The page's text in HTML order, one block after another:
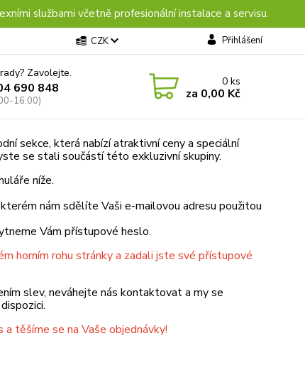
službami včetně profesionální instalace a servisu.
CZK Přihlášení
Zavolejte.
690 848
16:00)
0ks
za 0,00 Kč
sekce, která nabízí atraktivní ceny a speciální
se stali součástí této exkluzivní skupiny.
níže.
nám sdělíte Vaši e-mailovou adresu použitou
Vám přístupové heslo.
horním rohu stránky a zadali jste své přístupové
slev, neváhejte nás kontaktovat a my se
těšíme se na Vaše objednávky!